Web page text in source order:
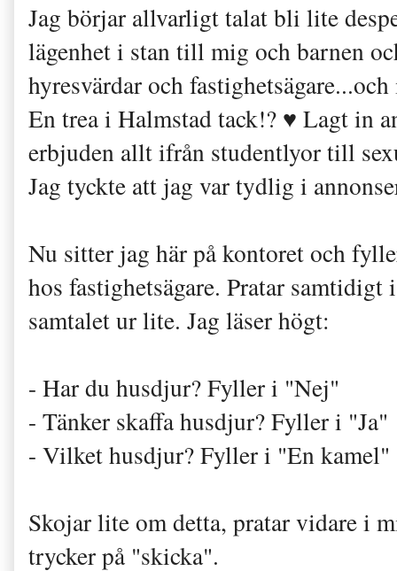
Jag börjar allvarligt talat bli lite
lägenhet i stan till mig och barnen
hyresvärdar och
En trea i Halmstad tack!? ♥ Lagt in
erbjuden allt ifrån studentlyor till
Jag tyckte att jag var tydlig i
Nu sitter jag här på kontoret och
hos fastighetsägare. Pratar
samtalet ur lite. Jag läser högt:
- Har du husdjur? Fyller i "Nej"
- Tänker skaffa husdjur? Fyller i "Ja"
- Vilket husdjur? Fyller i "En kamel"
Skojar lite om detta, pratar vidare i
trycker på "skicka".